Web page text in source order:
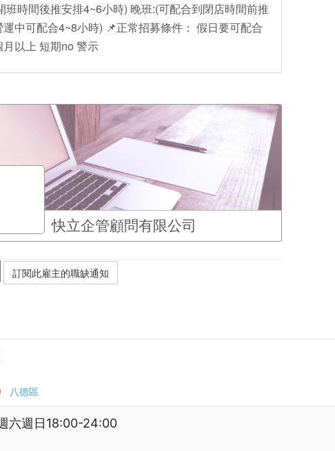
班時間後推安排4~6小時) 晚班:(可配合到閉店時間前推
中可配合4~8小時) 📌正常招募條件： 假日要可配合
以上 短期no 警示
快立企管顧問有限公司
八德區
六週日18:00-24:00